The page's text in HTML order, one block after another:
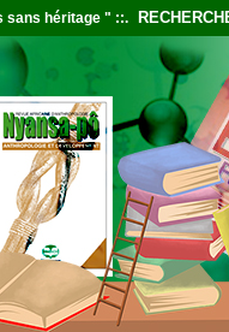
sans héritage " ::.